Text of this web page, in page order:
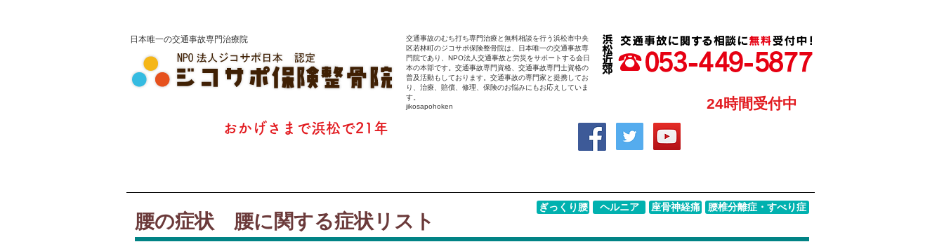
​日本唯一の交通事故専門治療院
​おかげさまで浜松で21年
交通事故のむち打ち専門治療と無料相談を行う浜松市中央
区若林町のジコサポ保険整骨院は、日本唯一の交通事故専
門院であり、NPO法人交通事故と労災をサポートする会日
本の本部です。交通事故専門資格、交通事故専門士資格の
普及活動もしております。交通事故の専門家と提携してお
り、治療、賠償、修理、保険のお悩みにもお応えしていま
す。
jikosapohoken
24時間受付中
腰の症状 腰に関する症状リスト
ぎっくり腰 ヘルニア 座骨神経痛 腰椎分離症・すべり症